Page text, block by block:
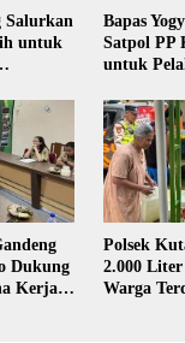
Salurkan
untuk
Bapas
Satpol PP
untuk
Dukung
Kerja
Polsek
2.000
Warga